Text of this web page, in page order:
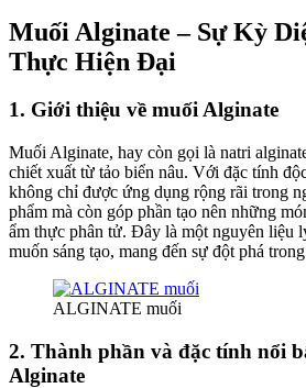
Muối Alginate – Sự Kỳ
Thực Hiện Đại
1. Giới thiệu về muối Alginate
Muối Alginate, hay còn gọi là natri
chiết xuất từ tảo biển nâu. Với đặc tính
không chỉ được ứng dụng rộng rãi trong
phẩm mà còn góp phần tạo nên những
ẩm thực phân tử. Đây là một nguyên liệu
muốn sáng tạo, mang đến sự đột phá
ALGINATE muối
2. Thành phần và đặc tính nổi
Alginate